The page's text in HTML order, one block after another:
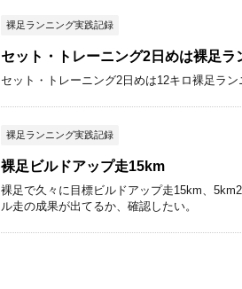
裸足ランニング実践記録
セット・トレーニング2日めは裸足ラ
セット・トレーニング2日めは12キロ裸足ラン
裸足ランニング実践記録
裸足ビルドアップ走15km
裸足で久々に目標ビルドアップ走15km、
ル走の成果が出てるか、確認したい。